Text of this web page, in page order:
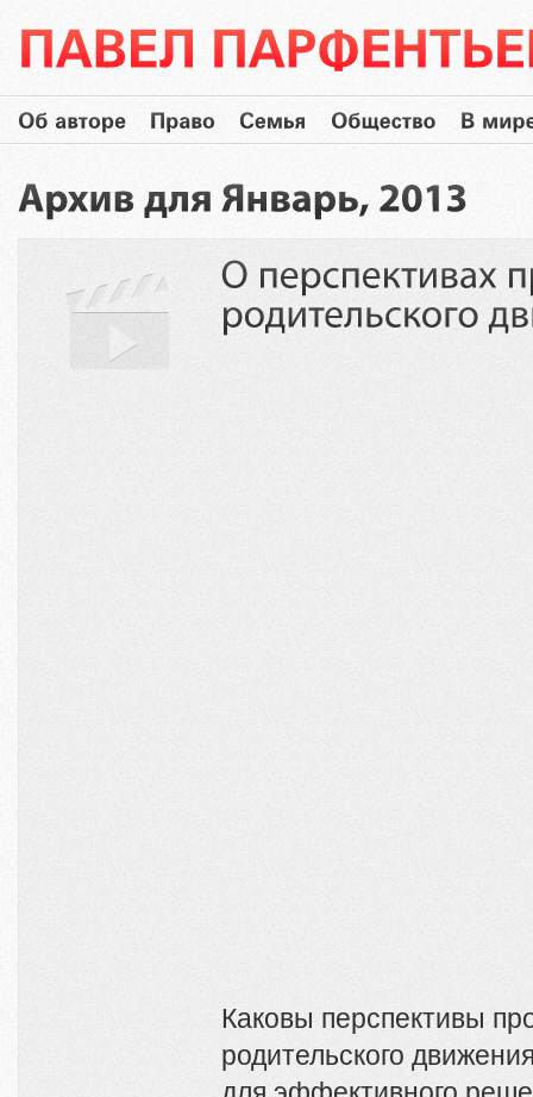
Каковы перспективы
родительского